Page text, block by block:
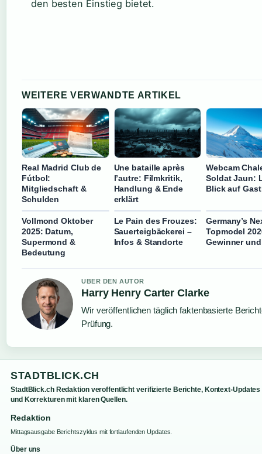
den besten Einstieg bietet.
WEITERE VERWANDTE ARTIKEL
Real Madrid Club de
Fútbol:
Mitgliedschaft &
Schulden
Une bataille après
l’autre: Filmkritik,
Handlung & Ende
erklärt
Webcam
Soldat Jaun:
Blick auf
Vollmond Oktober
2025: Datum,
Supermond &
Bedeutung
Le Pain des Frouzes:
Sauerteigbäckerei –
Infos & Standorte
Germany’s
Topmodel
Gewinner
UBER DEN AUTOR
Harry Henry Carter Clarke
Wir veröffentlichen täglich faktenbasierte
Prüfung.
STADTBLICK.CH
StadtBlick.ch Redaktion veroffentlicht verifizierte Berichte, Kontext-Updates
und Korrekturen mit klaren Quellen.
Redaktion
Mittagsausgabe Berichtszyklus mit fortlaufenden Updates.
Über uns